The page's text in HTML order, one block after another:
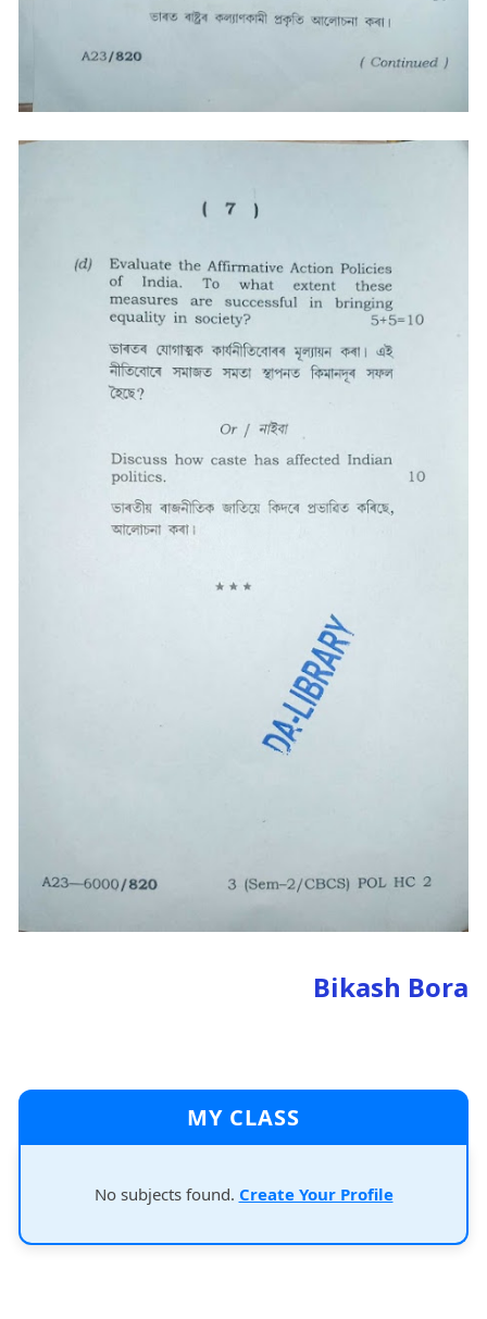
Bikash Bora
MY CLASS
No subjects found. Create Your Profile